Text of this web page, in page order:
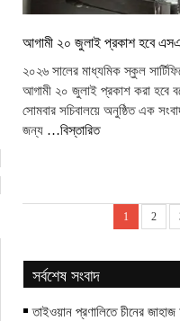
আগামী ২০ জুলাই প্রকাশ হবে
২০২৬ সালের মাধ্যমিক স্কুল
আগামী ২০ জুলাই প্রকাশ করা হবে
সোমবার সচিবালয়ে অনুষ্ঠিত এক
জন্য …বিস্তারিত
1 2
সর্বশেষ সংবাদ
তাইওয়ান প্রণালিতে চীনের জাহাজ